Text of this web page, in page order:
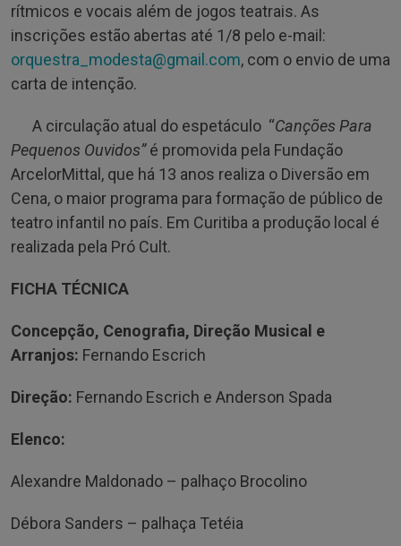
rítmicos e vocais além de jogos teatrais. As
inscrições estão abertas até 1/8 pelo e-mail:
orquestra_modesta@gmail.com, com o envio de uma
carta de intenção.
A circulação atual do espetáculo “Canções Para
Pequenos Ouvidos”é promovida pela Fundação
ArcelorMittal, que há 13 anos realiza o Diversão em
Cena, o maior programa para formação de público de
teatro infantil no país. Em Curitiba a produção local é
realizada pela Pró Cult.
FICHA TÉCNICA
Concepção, Cenografia, Direção Musical e
Arranjos: Fernando Escrich
Direção: Fernando Escrich e Anderson Spada
Elenco:
Alexandre Maldonado – palhaço Brocolino
Débora Sanders – palhaça Tetéia